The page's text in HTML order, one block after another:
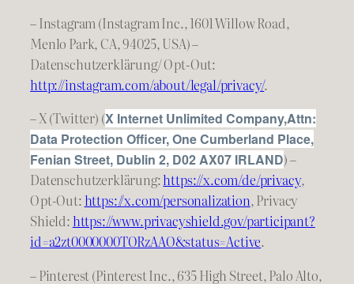
– Instagram (Instagram Inc., 1601 Willow Road,
Menlo Park, CA, 94025, USA) –
Datenschutzerklärung/ Opt-Out:
http://instagram.com/about/legal/privacy/.
– X (Twitter) (X Internet Unlimited Company,Attn:
Data Protection Officer, One Cumberland Place,
Fenian Street, Dublin 2, D02 AX07 IRLAND) –
Datenschutzerklärung:https://x.com/de/privacy,
Opt-Out:https://x.com/personalization, Privacy
Shield:https://www.privacyshield.gov/participant?
id=a2zt0000000TORzAAO&status=Active.
– Pinterest (Pinterest Inc., 635 High Street, Palo Alto,